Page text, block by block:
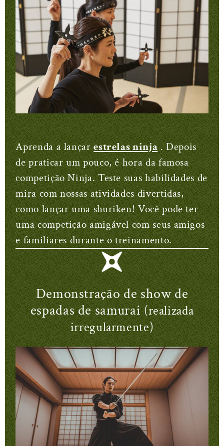
Aprenda a lançarestrelas ninja . Depois
de praticar um pouco, é hora da famosa
competição Ninja. Teste suas habilidades de
mira com nossas atividades divertidas,
como lançar uma shuriken! Você pode ter
uma competição amigável com seus amigos
e familiares durante o treinamento.
Demonstração de show de
espadas de samurai (realizada
irregularmente)